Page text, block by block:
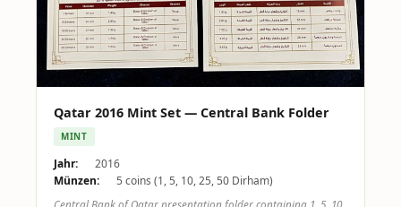
Qatar 2016 Mint Set — Central Bank Folder
MINT
Jahr:
2016
Münzen:
5 coins (1, 5, 10, 25, 50 Dirham)